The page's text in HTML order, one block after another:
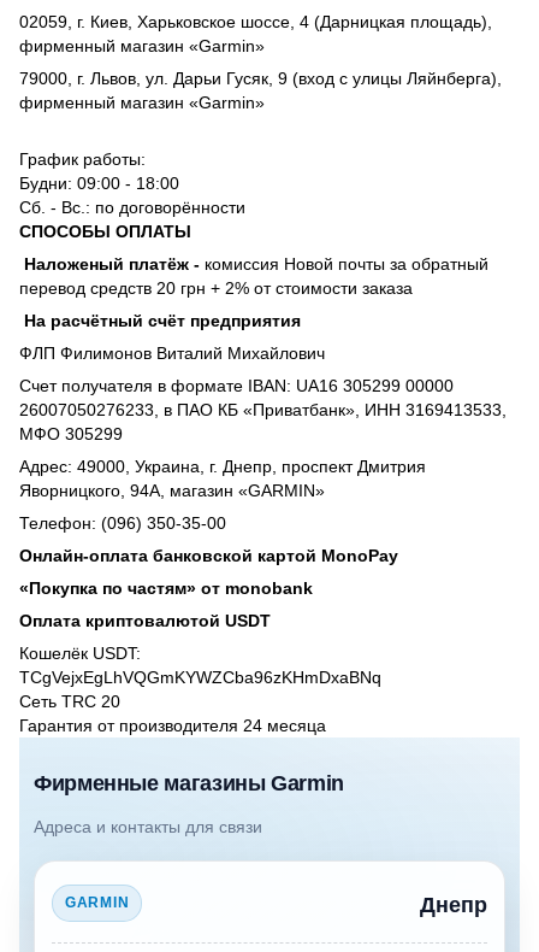
02059, г. Киев, Харьковское шоссе, 4 (Дарницкая площадь),
фирменный магазин «Garmin»
79000, г. Львов, ул. Дарьи Гусяк, 9 (вход с улицы Ляйнберга),
фирменный магазин «Garmin»
График работы:
Будни: 09:00 - 18:00
Сб. - Вс.: по договорённости
СПОСОБЫ ОПЛАТЫ
Наложеный платёж - комиссия Новой почты за обратный
перевод средств 20 грн + 2% от стоимости заказа
На расчётный счёт предприятия
ФЛП Филимонов Виталий Михайлович
Счет получателя в формате IBAN: UA16 305299 00000
26007050276233, в ПАО КБ «Приватбанк», ИНН 3169413533,
МФО 305299
Адрес: 49000, Украина, г. Днепр, проспект Дмитрия
Яворницкого, 94А, магазин «GARMIN»
Телефон: (096) 350-35-00
Онлайн-оплата банковской картой MonoPay
«Покупка по частям» от monobank
Оплата криптовалютой USDT
Кошелёк USDT:
TCgVejxEgLhVQGmKYWZCba96zKHmDxaBNq
Сеть TRC 20
Гарантия от производителя 24 месяцa
Фирменные магазины Garmin
Адреса и контакты для связи
GARMIN Днепр